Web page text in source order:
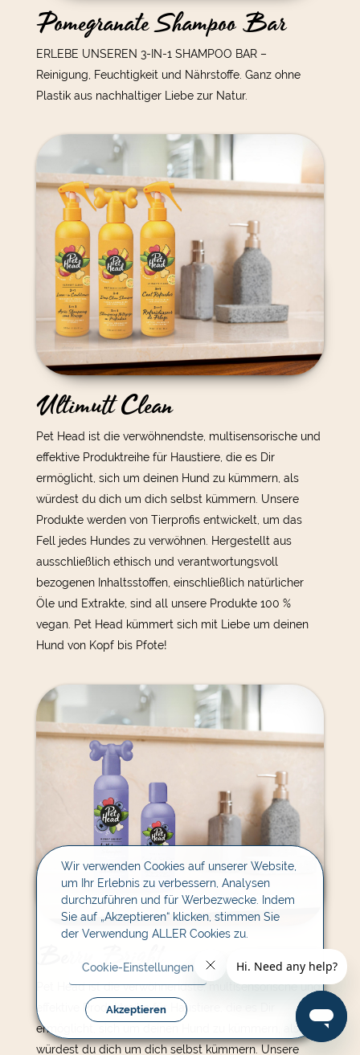
Pomegranate Shampoo Bar
ERLEBE UNSEREN 3-IN-1 SHAMPOO BAR –
Reinigung, Feuchtigkeit und Nährstoffe. Ganz ohne
Plastik aus nachhaltiger Liebe zur Natur.
Ultimutt Clean
Pet Head ist die verwöhnendste, multisensorische und
effektive Produktreihe für Haustiere, die es Dir
ermöglicht, sich um deinen Hund zu kümmern, als
würdest du dich um dich selbst kümmern. Unsere
Produkte werden von Tierprofis entwickelt, um das
Fell jedes Hundes zu verwöhnen. Hergestellt aus
ausschließlich ethisch und verantwortungsvoll
bezogenen Inhaltsstoffen, einschließlich natürlicher
Öle und Extrakte, sind all unsere Produkte 100 %
vegan. Pet Head kümmert sich mit Liebe um deinen
Hund von Kopf bis Pfote!
Berry Bright
Pet Head ist die verwöhnendste, multisensorische und
effektive Produktreihe für Haustiere, die es Dir
ermöglicht, sich um deinen Hund zu kümmern, als
würdest du dich um dich selbst kümmern. Unsere
Wir verwenden Cookies auf unserer Website,
um Ihr Erlebnis zu verbessern, Analysen
durchzuführen und für Werbezwecke. Indem
Sie auf „Akzeptieren“ klicken, stimmen Sie
der Verwendung ALLER Cookies zu.
Cookie-Einstellungen
Akzeptieren